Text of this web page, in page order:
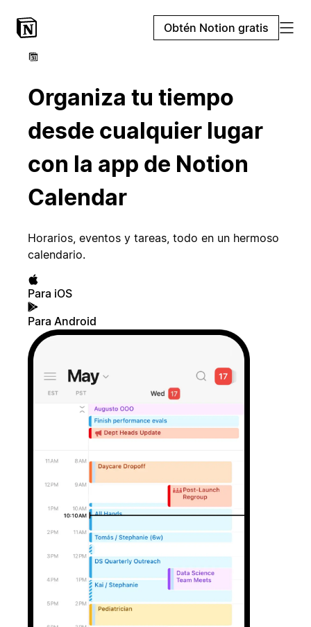
Obtén Notion gratis
Organiza tu tiempo
desde cualquier lugar
con la app de Notion
Calendar
Horarios, eventos y tareas, todo en un hermoso
calendario.
Para iOS
Para Android